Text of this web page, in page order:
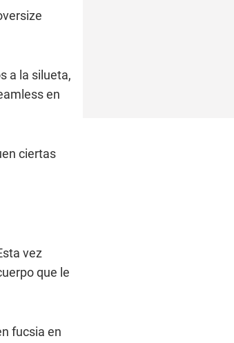
a la silueta,
en
ciertas
vez
que le
fucsia en